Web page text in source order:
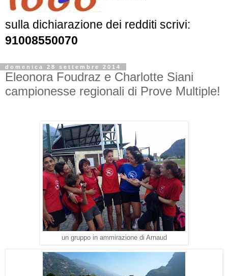
sulla dichiarazione dei redditi scrivi:
91008550070
domenica 28 settembre 2014
Eleonora Foudraz e Charlotte Siani
campionesse regionali di Prove Multiple!
un gruppo in ammirazione di Arnaud